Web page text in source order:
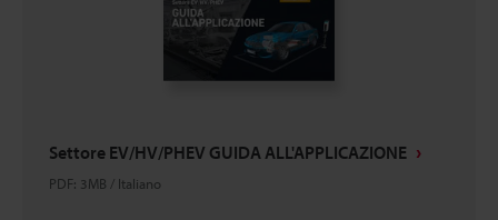
Settore EV/HV/PHEV GUIDA ALL'APPLICAZIONE
PDF: 3MB / Italiano